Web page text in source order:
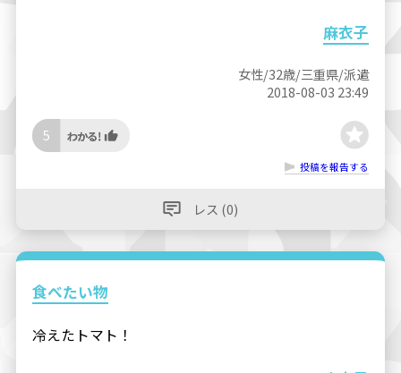
麻衣子
女性/32歳/三重県/派遣
2018-08-03 23:49
5
投稿を報告する
レス (0)
食べたい物
冷えたトマト！